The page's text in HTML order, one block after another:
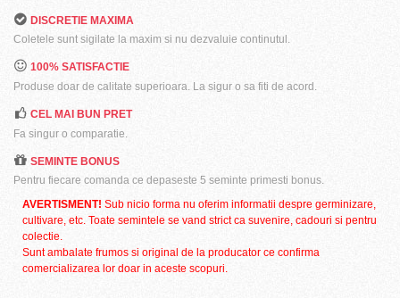
DISCRETIE MAXIMA
Coletele sunt sigilate la maxim si nu dezvaluie continutul.
100% SATISFACTIE
Produse doar de calitate superioara. La sigur o sa fiti de acord.
CEL MAI BUN PRET
Fa singur o comparatie.
SEMINTE BONUS
Pentru fiecare comanda ce depaseste 5 seminte primesti bonus.
AVERTISMENT! Sub nicio forma nu oferim informatii despre germinizare,
cultivare, etc. Toate semintele se vand strict ca suvenire, cadouri si pentru
colectie.
Sunt ambalate frumos si original de la producator ce confirma
comercializarea lor doar in aceste scopuri.